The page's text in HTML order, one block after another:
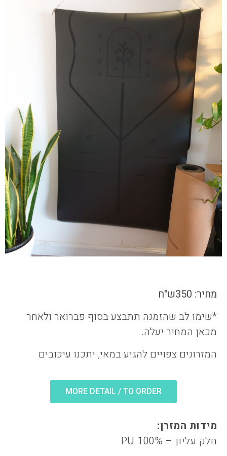
מחיר: 350ש"ח
*שימו לב שהזמנה תתבצע בסוף פברואר ולאחר
מכאן המחיר יעלה.
המזרונים צפויים להגיע במאי, יתכנו עיכובים
MORE DETAIL / TO ORDER
מידות המזרן:
חלק עליון – 100% PU